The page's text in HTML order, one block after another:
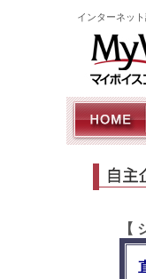
インターネッ
【